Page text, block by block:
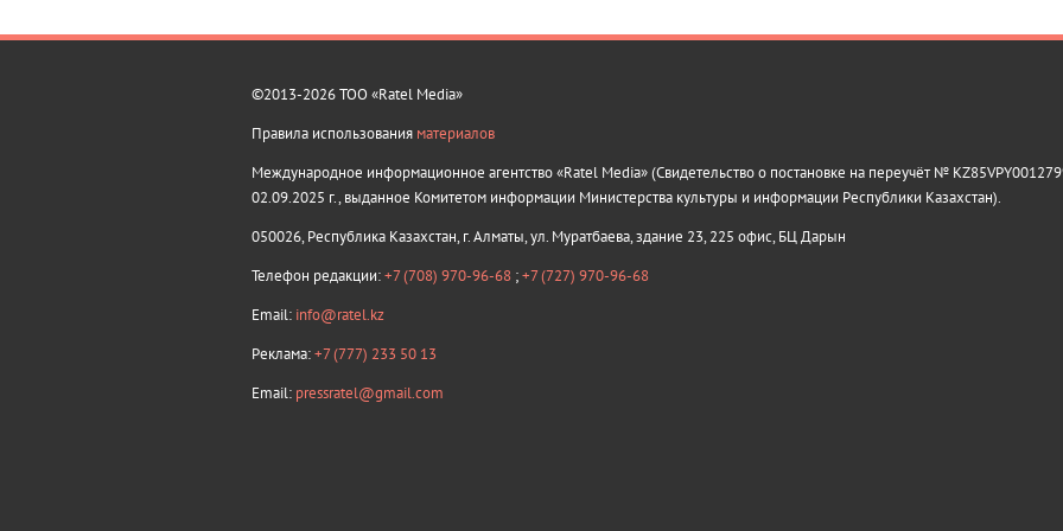
©2013-2026 ТОО «Ratel Media»
Правила использования материалов
Международное информационное агентство «Ratel Media» (Свидетельство о постановке на переучёт №
02.09.2025 г., выданное Комитетом информации Министерства культуры и информации Республики Казахстан).
050026, Республика Казахстан, г. Алматы, ул. Муратбаева, здание 23, 225 офис, БЦ Дарын
Телефон редакции:+7 (708) 970-96-68 ;+7 (727) 970-96-68
Email: info@ratel.kz
Реклама:+7 (777) 233 50 13
Email: pressratel@gmail.com